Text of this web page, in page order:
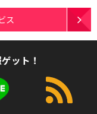
ス
ット！